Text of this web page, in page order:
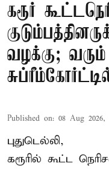
கரூர்
வழக்கு; வரும்
Published on: 08 Aug 2026,
புதுடெல்லி,
கரூரில் கூட்ட